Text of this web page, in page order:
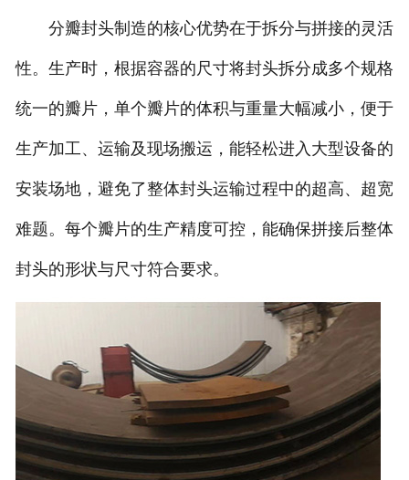
分瓣封头制造的核心优势在于拆分与拼接的灵活
性。生产时，根据容器的尺寸将封头拆分成多个规格
统一的瓣片，单个瓣片的体积与重量大幅减小，便于
生产加工、运输及现场搬运，能轻松进入大型设备的
安装场地，避免了整体封头运输过程中的超高、超宽
难题。每个瓣片的生产精度可控，能确保拼接后整体
封头的形状与尺寸符合要求。